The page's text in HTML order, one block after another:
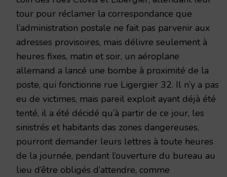
tour pour réclamer la correspondance que
l’administration postale ne fait pas parvenir aux
adresses provisoires, mais délivre seulement à
heures fixes, matin et soir, un aéroplane
allemand a lancé une bombe à proximité de la
poste, qui fonctionne rue Ligergier 32. Il n’y a pas
eu de victimes, mais pareil exploit ayant déjà été
tenté, il a été décidé qu’à partir de ce jour, les
sinistrés et habitants das zones dangereuses,
pourront demander leurs lettres à toute heures
de la journée, pendant l’ouverture du bureau au
lieu d’être obligés d’attendre, comme